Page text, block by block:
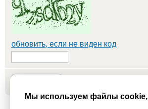
обновить, если не виден код
Мы используем файлы cookie,